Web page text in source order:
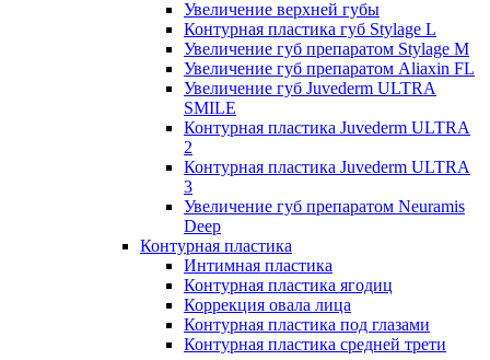
Увеличение верхней губы
Контурная пластика губ Stylage L
Увеличение губ препаратом Stylage M
Увеличение губ препаратом Aliaxin FL
Увеличение губ Juvederm ULTRA
SMILE
Контурная пластика Juvederm ULTRA
2
Контурная пластика Juvederm ULTRA
3
Увеличение губ препаратом Neuramis
Deep
Контурная пластика
Интимная пластика
Контурная пластика ягодиц
Коррекция овала лица
Контурная пластика под глазами
Контурная пластика средней трети